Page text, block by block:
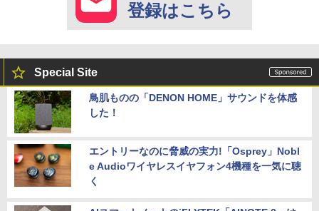
登録はこちら
Special Site
鳥肌ものの「DENON HOME」サウンドを体感
した！
エントリーなのに脅威の実力!「Osprey」Nobl
e Audioワイヤレスイヤフォン4機種を一気に聴
く